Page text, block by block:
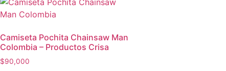
Camiseta Pochita Chainsaw Man
Colombia – Productos Crisa
$90,000